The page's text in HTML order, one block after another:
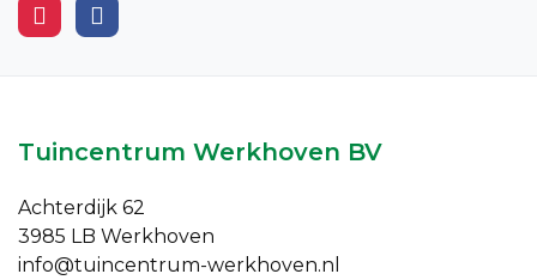
Tuincentrum Werkhoven BV
Achterdijk 62
3985 LB Werkhoven
info@tuincentrum-werkhoven.nl